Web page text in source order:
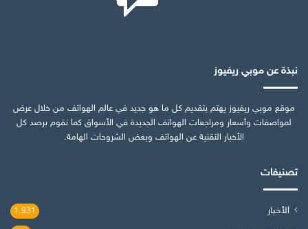
نبذة عن موبي ريفيوز
موقع موبي ريفيوز يهتم بتقديم كل ما هو جديد في عالم الهواتف من خلال عرض
لمواصفات وأسعار ومراجعات الهواتف الجديدة في الأسواق كما نقوم برصد كل
الأخبار التقنية عن الهواتف وبعض الشروحات الهامة.
تصنيفات
الأخبار 1٬931